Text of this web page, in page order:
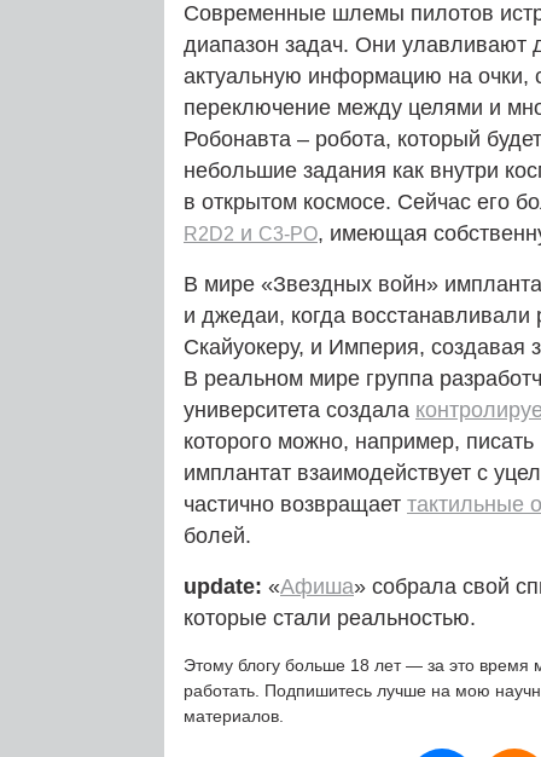
Современные шлемы пилотов
диапазон задач. Они улавливают
актуальную информацию на очки,
переключение между целями и
Робонавта – робота, который
небольшие задания как внутри
в открытом космосе. Сейчас его
R2D2 и C3-PO, имеющая
В мире «Звездных войн»
и джедаи, когда
Скайуокеру, и Империя,
В реальном мире группа
университета создала
которого можно, например,
имплантат взаимодействует с
частично возвращает тактильные
болей.
update: «Афиша» собрала свой
которые стали реальностью.
Этому блогу больше 18 лет — за это время
работать. Подпишитесь лучше на мою
материалов.